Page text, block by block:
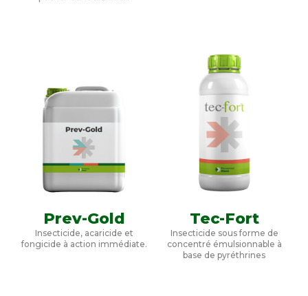
Prev-Gold
Insecticide, acaricide et
fongicide à action immédiate.
Tec-Fort
Insecticide sous forme de
concentré émulsionnable à
base de pyréthrines